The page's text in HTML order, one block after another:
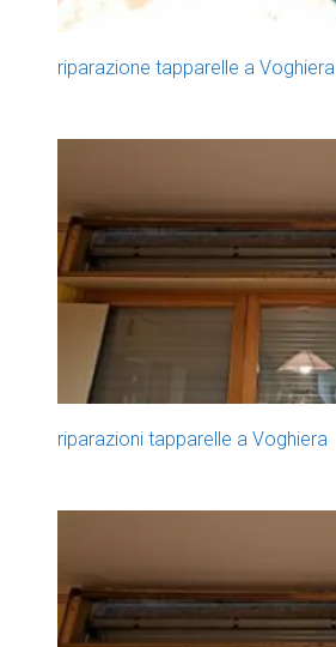
riparazione tapparelle a Voghiera
riparazioni tapparelle a Voghiera